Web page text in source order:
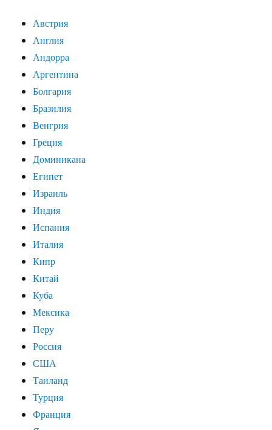
Австрия
Англия
Андорра
Аргентина
Болгария
Бразилия
Венгрия
Греция
Доминикана
Египет
Израиль
Индия
Испания
Италия
Кипр
Китай
Куба
Мексика
Перу
Россия
США
Таиланд
Турция
Франция